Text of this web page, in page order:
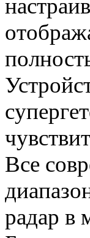
Все
радар в